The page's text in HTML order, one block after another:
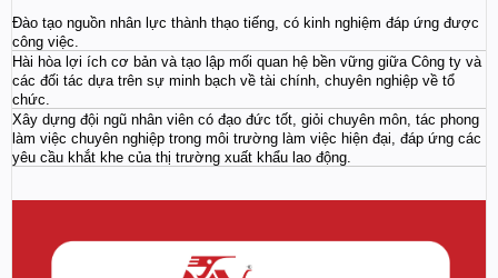
Đào tạo nguồn nhân lực thành thạo tiếng, có kinh nghiệm đáp ứng được
công việc.
Hài hòa lợi ích cơ bản và tạo lập mối quan hệ bền vững giữa Công ty và
các đối tác dựa trên sự minh bạch về tài chính, chuyên nghiệp về tổ
chức.
Xây dựng đội ngũ nhân viên có đạo đức tốt, giỏi chuyên môn, tác phong
làm việc chuyên nghiệp trong môi trường làm việc hiện đại, đáp ứng các
yêu cầu khắt khe của thị trường xuất khẩu lao động.